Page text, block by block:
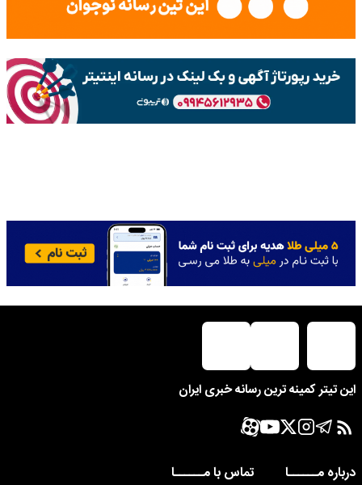
این تیتر کمینه ترین رسانه خبری ایران
درباره مــــــا
تماس با مــــــا